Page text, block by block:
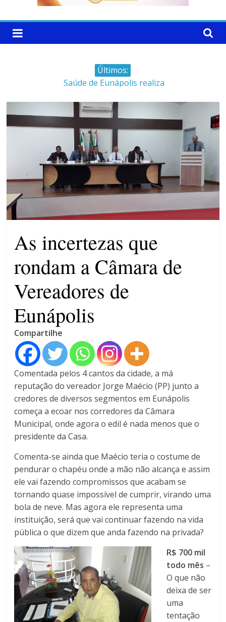
Últimos:
Saúde de Eunápolis realiza
Dourado e Lilás
Máfia das canetas
emagrecedoras na mira da
polícia
Faltam 10 dias para a
campanha começar pra valer
Ministro do STJ perde o cargo
por assédio sexual
Patrimônio de Neto Carletto
aumentou cerca de 5.600% em
As incertezas que
rondam a Câmara de
Vereadores de
Eunápolis
Compartilhe
Comentada pelos 4 cantos da cidade, a má
reputação do vereador Jorge Maécio (PP) junto a
credores de diversos segmentos em Eunápolis
começa a ecoar nos corredores da Câmara
Municipal, onde agora o edil é nada menos que o
presidente da Casa.
Comenta-se ainda que Maécio teria o costume de
pendurar o chapéu onde a mão não alcança e assim
ele vai fazendo compromissos que acabam se
tornando quase impossível de cumprir, virando uma
bola de neve. Mas agora ele representa uma
instituição, será que vai continuar fazendo na vida
pública o que dizem que anda fazendo na privada?
R$ 700 mil
todo mês –
O que não
deixa de ser
uma
tentação